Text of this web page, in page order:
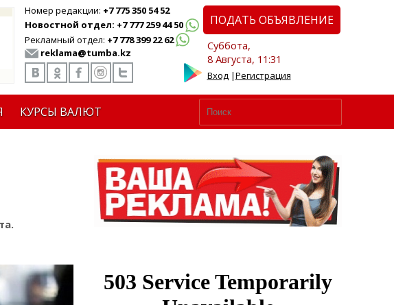
Номер редакции: +7 775 350 54 52
Новостной отдел: +7 777 259 44 50
Рекламный отдел: +7 778 399 22 62
reklama@tumba.kz
ПОДАТЬ ОБЪЯВЛЕНИЕ
Суббота,
8 Августа, 11:31
Вход|Регистрация
КУРСЫ ВАЛЮТ